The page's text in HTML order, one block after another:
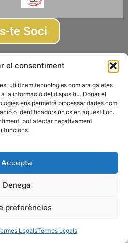
el consentiment
utilitzem tecnologies com ara galetes
la informació del dispositiu. Donar el
ens permetrà processar dades com
o identificadors únics en aquest lloc.
pot afectar negativament
funcions.
Accepta
Denega
preferències
LegalsTermes Legals
te Soci
a la newsletter
DE MONTCADA I REIXAC
Termes Legals